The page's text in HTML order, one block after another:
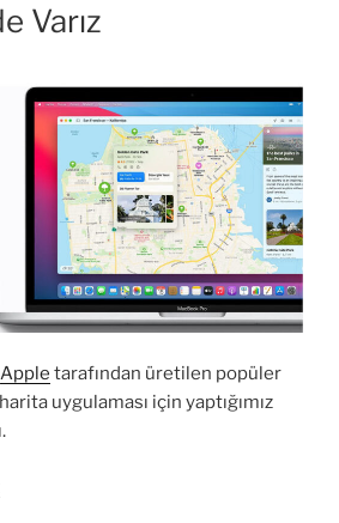
Varız
Apple tarafından üretilen popüler
uygulaması için yaptığımız
“Iphone